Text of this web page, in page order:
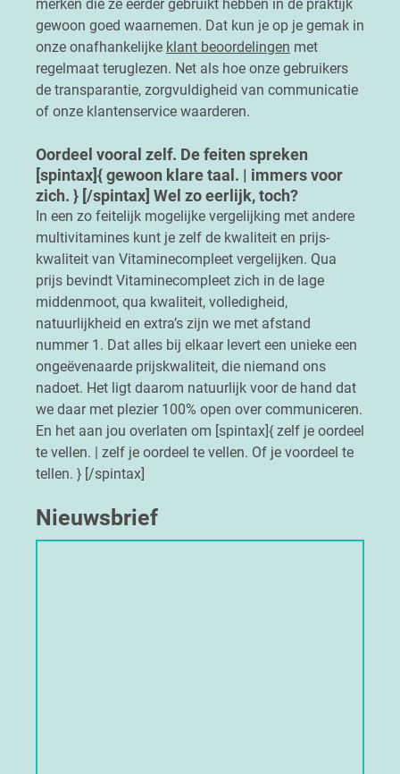
merken die ze eerder gebruikt hebben in de praktijk
gewoon goed waarnemen. Dat kun je op je gemak in
onze onafhankelijke klant beoordelingen met
regelmaat teruglezen. Net als hoe onze gebruikers
de transparantie, zorgvuldigheid van communicatie
of onze klantenservice waarderen.
Oordeel vooral zelf. De feiten spreken
[spintax]{ gewoon klare taal. | immers voor
zich. } [/spintax] Wel zo eerlijk, toch?
In een zo feitelijk mogelijke vergelijking met andere
multivitamines kunt je zelf de kwaliteit en prijs-
kwaliteit van Vitaminecompleet vergelijken. Qua
prijs bevindt Vitaminecompleet zich in de lage
middenmoot, qua kwaliteit, volledigheid,
natuurlijkheid en extra’s zijn we met afstand
nummer 1. Dat alles bij elkaar levert een unieke een
ongeëvenaarde prijskwaliteit, die niemand ons
nadoet. Het ligt daarom natuurlijk voor de hand dat
we daar met plezier 100% open over communiceren.
En het aan jou overlaten om [spintax]{ zelf je oordeel
te vellen. | zelf je oordeel te vellen. Of je voordeel te
tellen. } [/spintax]
Nieuwsbrief